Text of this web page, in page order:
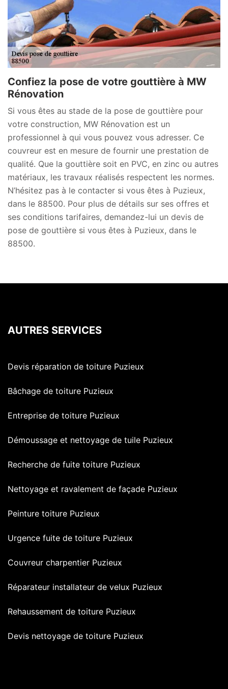
Confiez la pose de votre gouttière à MW
Rénovation
Si vous êtes au stade de la pose de gouttière pour
votre construction, MW Rénovation est un
professionnel à qui vous pouvez vous adresser. Ce
couvreur est en mesure de fournir une prestation de
qualité. Que la gouttière soit en PVC, en zinc ou autres
matériaux, les travaux réalisés respectent les normes.
N’hésitez pas à le contacter si vous êtes à Puzieux,
dans le 88500. Pour plus de détails sur ses offres et
ses conditions tarifaires, demandez-lui un devis de
pose de gouttière si vous êtes à Puzieux, dans le
88500.
AUTRES SERVICES
Devis réparation de toiture Puzieux
Bâchage de toiture Puzieux
Entreprise de toiture Puzieux
Démoussage et nettoyage de tuile Puzieux
Recherche de fuite toiture Puzieux
Nettoyage et ravalement de façade Puzieux
Peinture toiture Puzieux
Urgence fuite de toiture Puzieux
Couvreur charpentier Puzieux
Réparateur installateur de velux Puzieux
Rehaussement de toiture Puzieux
Devis nettoyage de toiture Puzieux